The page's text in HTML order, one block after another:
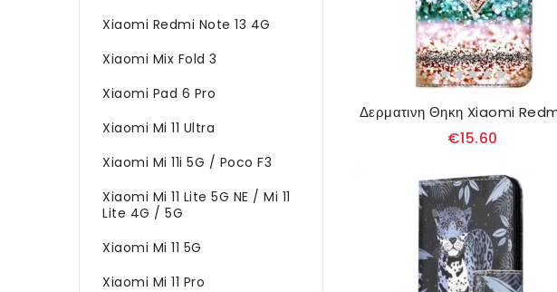
Xiaomi Redmi Note 13 4G
Xiaomi Mix Fold 3
Xiaomi Pad 6 Pro
Xiaomi Mi 11 Ultra
Xiaomi Mi 11i 5G / Poco F3
Xiaomi Mi 11 Lite 5G NE / Mi 11
Lite 4G / 5G
Xiaomi Mi 11 5G
Xiaomi Mi 11 Pro
€15.60